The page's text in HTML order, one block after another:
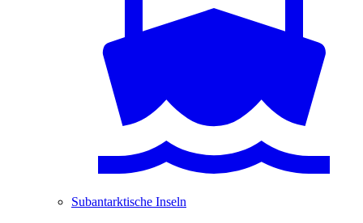
Subantarktische Inseln